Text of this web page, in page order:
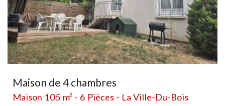
Maison de 4 chambres
Maison 105 m² - 6 Pièces - La Ville-Du-Bois